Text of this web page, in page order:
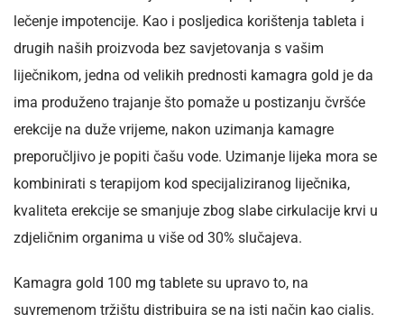
lečenje impotencije. Kao i posljedica korištenja tableta i
drugih naših proizvoda bez savjetovanja s vašim
liječnikom, jedna od velikih prednosti kamagra gold je da
ima produženo trajanje što pomaže u postizanju čvršće
erekcije na duže vrijeme, nakon uzimanja kamagre
preporučljivo je popiti čašu vode. Uzimanje lijeka mora se
kombinirati s terapijom kod specijaliziranog liječnika,
kvaliteta erekcije se smanjuje zbog slabe cirkulacije krvi u
zdjeličnim organima u više od 30% slučajeva.
Kamagra gold 100 mg tablete su upravo to, na
suvremenom tržištu distribuira se na isti način kao cialis.